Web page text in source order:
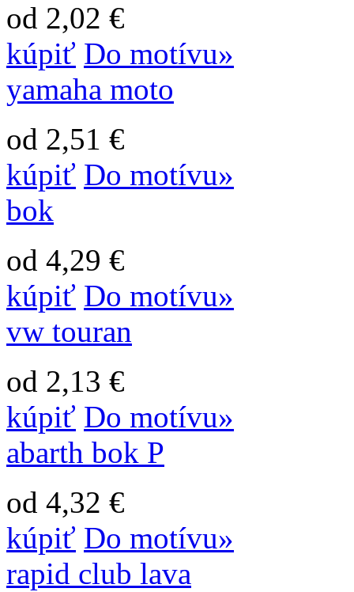
od 2,02 €
kúpiť Do motívu»
yamaha moto
od 2,51 €
kúpiť Do motívu»
bok
od 4,29 €
kúpiť Do motívu»
vw touran
od 2,13 €
kúpiť Do motívu»
abarth bok P
od 4,32 €
kúpiť Do motívu»
rapid club lava